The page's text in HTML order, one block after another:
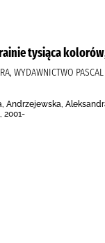
tysiąca
WYDAWNICTWO PASCAL
Andrzejewska,
2001-